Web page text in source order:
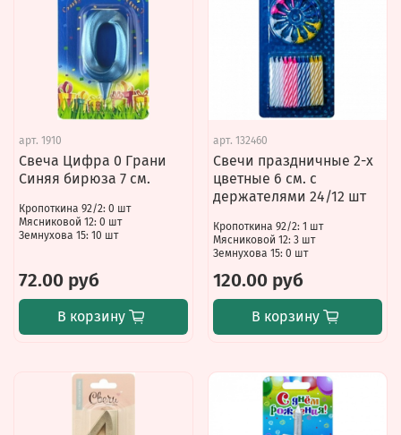
арт. 1910
Свеча Цифра 0 Грани
Синяя бирюза 7 см.
Кропоткина 92/2: 0 шт
Мясниковой 12: 0 шт
Земнухова 15: 10 шт
72.00 руб
В корзину
арт. 132460
Свечи праздничные 2-х
цветные 6 см. с
держателями 24/12 шт
Кропоткина 92/2: 1 шт
Мясниковой 12: 3 шт
Земнухова 15: 0 шт
120.00 руб
В корзину